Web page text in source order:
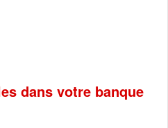
dans votre banque